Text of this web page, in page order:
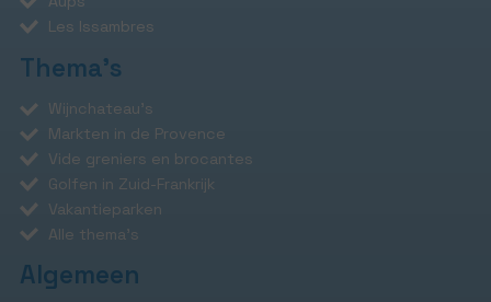
Les Issambres
Thema's
Wijnchateau's
Markten in de Provence
Vide greniers en brocantes
Golfen in Zuid-Frankrijk
Vakantieparken
Alle thema's
Algemeen